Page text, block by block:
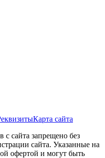
Карта сайта
с сайта запрещено без
сайта. Указанные на
офертой и могут быть